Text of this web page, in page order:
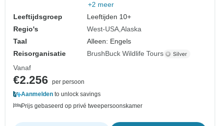
+2 meer
Leeftijdsgroep
Leeftijden 10+
Regio's
West-USA Alaska
Taal
Alleen: Engels
Reisorganisatie
BrushBuck Wildlife Tours
Vanaf
€2.256
per persoon
Aanmelden to unlock savings
Prijs gebaseerd op privé tweepersoonskamer